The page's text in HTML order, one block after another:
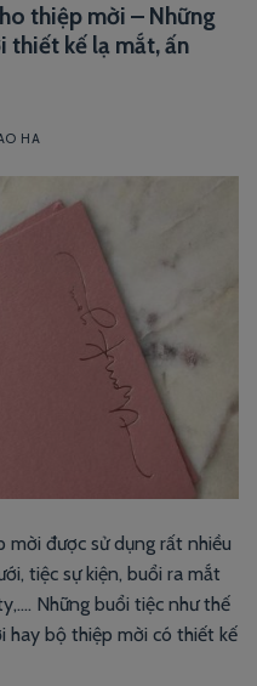
thiệp mời – Những
thiết kế lạ mắt, ấn
HA
được sử dụng rất nhiều
tiệc sự kiện, buổi ra mắt
Những buổi tiệc như thế
hay bộ thiệp mời có thiết kế